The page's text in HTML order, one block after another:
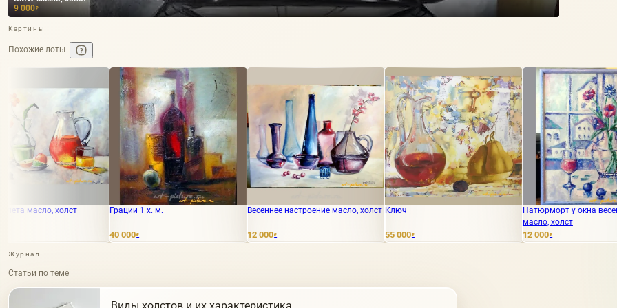
9 000₽
Картины
Похожие лоты
Грации 1 х. м. Весеннее настроение масло, холст Ключ
Натюрморт у окна весенний
Журнал
Статьи по теме